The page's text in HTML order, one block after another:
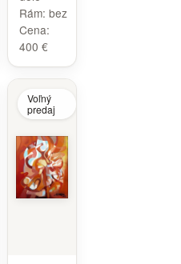
Rám: bez
Cena:
400 €
Voľný
predaj